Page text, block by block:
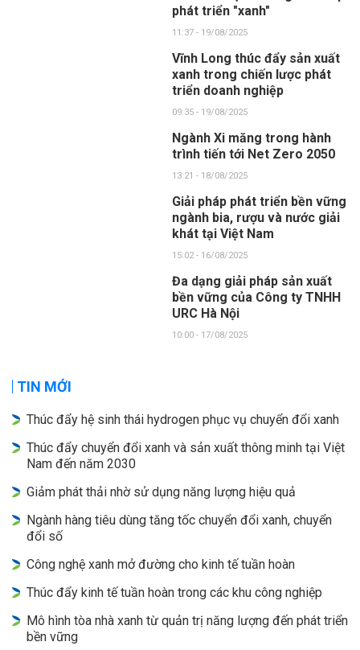
phát triển "xanh"
11:37 - 19/08/2025
Vĩnh Long thúc đẩy sản xuất
xanh trong chiến lược phát
triển doanh nghiệp
09:35 - 19/08/2025
Ngành Xi măng trong hành
trình tiến tới Net Zero 2050
13:21 - 18/08/2025
Giải pháp phát triển bền vững
ngành bia, rượu và nước giải
khát tại Việt Nam
15:02 - 16/08/2025
Đa dạng giải pháp sản xuất
bền vững của Công ty TNHH
URC Hà Nội
10:00 - 17/08/2025
TIN MỚI
Thúc đẩy hệ sinh thái hydrogen phục vụ chuyển đổi xanh
Thúc đẩy chuyển đổi xanh và sản xuất thông minh tại Việt
Nam đến năm 2030
Giảm phát thải nhờ sử dụng năng lượng hiệu quả
Ngành hàng tiêu dùng tăng tốc chuyển đổi xanh, chuyển
đổi số
Công nghệ xanh mở đường cho kinh tế tuần hoàn
Thúc đẩy kinh tế tuần hoàn trong các khu công nghiệp
Mô hình tòa nhà xanh từ quản trị năng lượng đến phát triển
bền vững